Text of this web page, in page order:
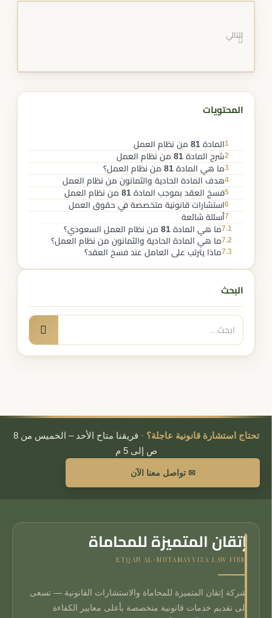
التالي
المحتويات
1المادة 81 من نظام العمل
2شرح المادة 81 من نظام العمل
3ما هي المادة 81 من نظام العمل؟
4هدف المادة الحادية والثمانون من نظام العمل
5فسخ العقد بموجب المادة 81 من نظام العمل​
6استشارات قانونية متخصصة في حقوق العمل
7أسئلة شائعة
7.1ما هي المادة 81 من نظام العمل السعودي؟
7.2ما هي المادة الحادية والثمانون من نظام العمل؟
7.3ماذا يترتب على العامل عند فسخ العقد؟
البحث
البحث
عن:
بحث
تحتاج استشارة قانونية عاجلة؟ ·
فريقنا متاح الأحد – الخميس من 8
ص إلى 5 م
✉ تواصل معنا الآن
إتقان المتميزة للمحاماة
ETQAN AL-MUTAMAYYIZA LAW FIRM
شركة إتقان المتميزة للمحاماة والاستشارات القانونية — تسعى
إلى تقديم خدمات قانونية متخصصة بأعلى معايير الكفاءة